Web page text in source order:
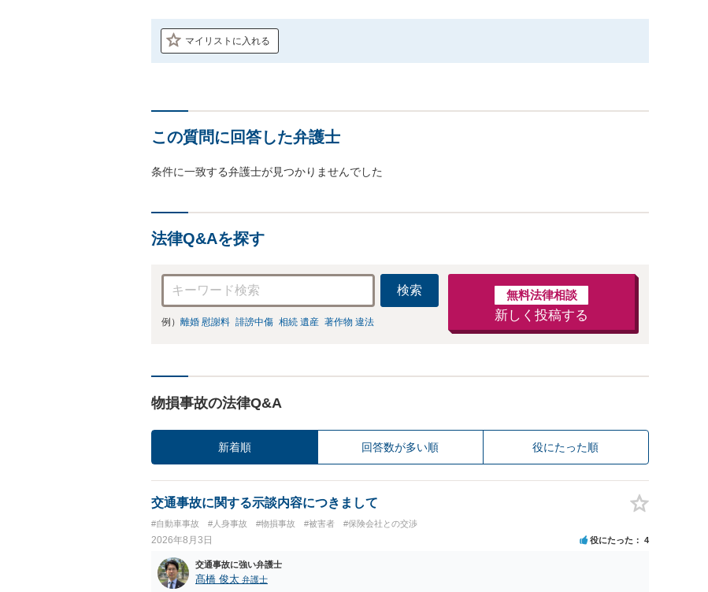
マイリストに入れる
この質問に回答した弁護士
条件に一致する弁護士が見つかりませんでした
法律Q&Aを探す
検索
例） 離婚 慰謝料 誹謗中傷 相続 遺産 著作物 違法
無料法律相談
新しく投稿する
物損事故の法律Q&A
新着順 回答数が多い順 役にたった順
交通事故に関する示談内容につきまして
#自動車事故 #人身事故 #物損事故 #被害者 #保険会社との交渉
2026年8月3日 役にたった 4
交通事故に強い弁護士
髙橋 俊太 弁護士